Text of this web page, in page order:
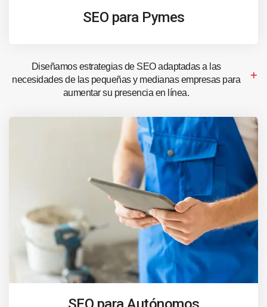
SEO para Pymes
Diseñamos estrategias de SEO adaptadas a las
necesidades de las pequeñas y medianas empresas para
aumentar su presencia en línea.